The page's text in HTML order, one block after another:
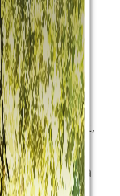
Cateheza a
,
Magnificat,
Chiaretti,
Città della